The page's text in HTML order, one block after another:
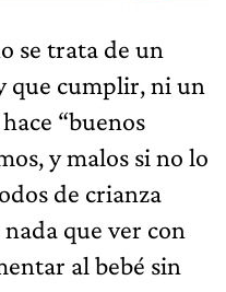
se trata de un
que cumplir, ni un
“buenos
y malos si no lo
de crianza
que ver con
al bebé sin